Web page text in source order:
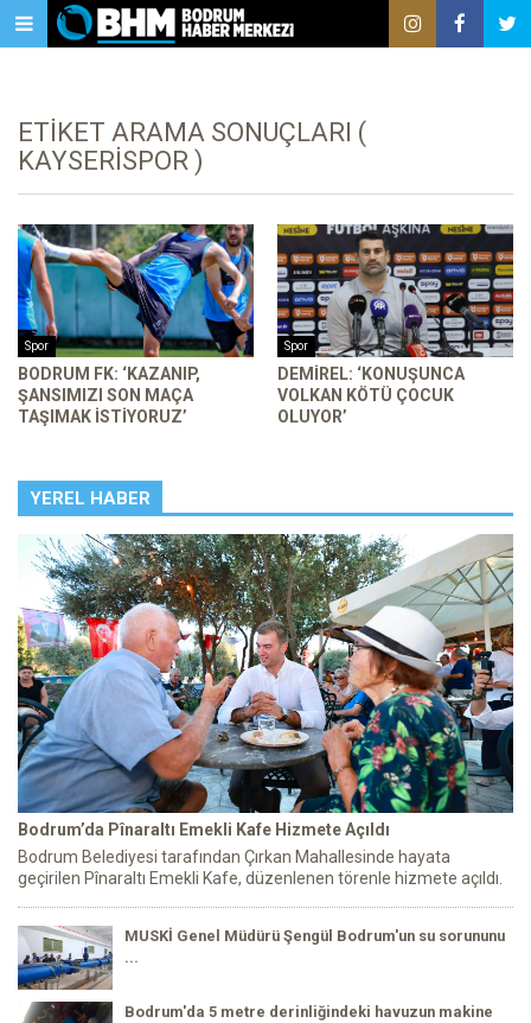
ETIKET ARAMA SONUÇLARI (
KAYSERISPOR )
Spor
BODRUM FK: ‘KAZANIP,
ŞANSIMIZI SON MAÇA
TAŞIMAK ISTIYORUZ’
Spor
DEMIREL: ‘KONUŞUNCA
VOLKAN KÖTÜ ÇOCUK
OLUYOR’
YEREL HABER
Bodrum’da Pînaraltı Emekli Kafe Hizmete Açıldı
Bodrum Belediyesi tarafından Çırkan Mahallesinde hayata
geçirilen Pînaraltı Emekli Kafe, düzenlenen törenle hizmete açıldı.
MUSKİ Genel Müdürü Şengül Bodrum'un su sorununu
...
Bodrum'da 5 metre derinliğindeki havuzun makine